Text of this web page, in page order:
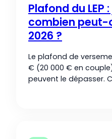
Plafond du LEP
combien peut-
2026 ?
Le plafond de
€ (20 000 € en
peuvent le dépasser.